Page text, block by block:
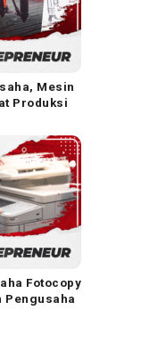
Mesin
Produksi
Akrilik
Fotocopy
Pengusaha